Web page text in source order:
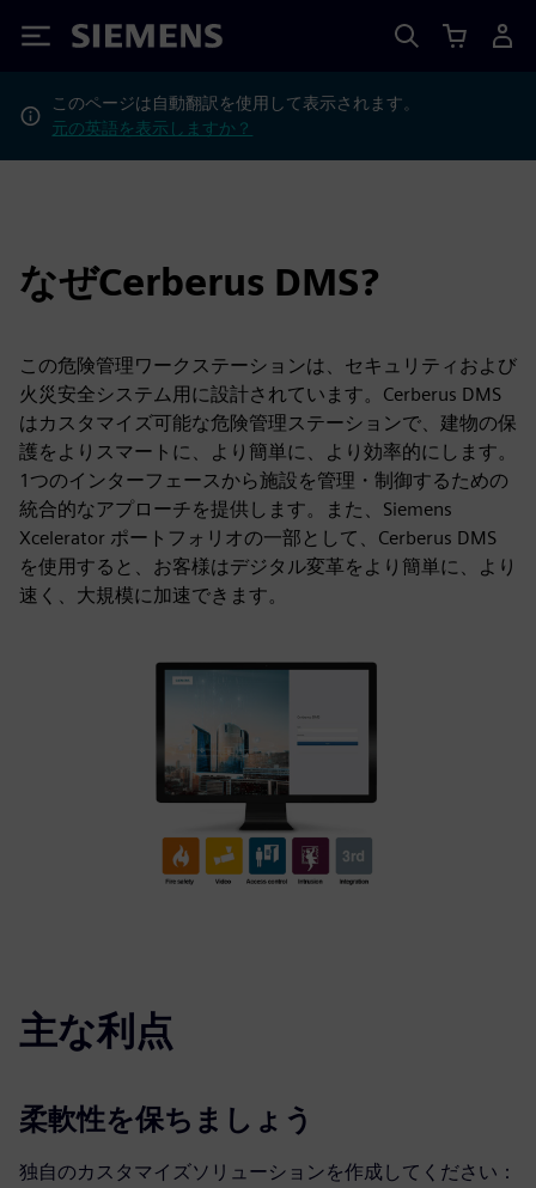
Siemens
このページは自動翻訳を使用して表示されます。
元の英語を表示しますか？
なぜCerberus DMS?
この危険管理ワークステーションは、セキュリティおよび
火災安全システム用に設計されています。Cerberus DMS
はカスタマイズ可能な危険管理ステーションで、建物の保
護をよりスマートに、より簡単に、より効率的にします。
1つのインターフェースから施設を管理・制御するための
統合的なアプローチを提供します。また、Siemens
Xcelerator ポートフォリオの一部として、Cerberus DMS
を使用すると、お客様はデジタル変革をより簡単に、より
速く、大規模に加速できます。
主な利点
柔軟性を保ちましょう
独自のカスタマイズソリューションを作成してください：